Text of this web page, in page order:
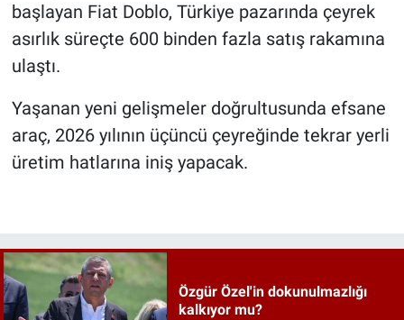
başlayan Fiat Doblo, Türkiye pazarında çeyrek
asırlık süreçte 600 binden fazla satış rakamına
ulaştı.
Yaşanan yeni gelişmeler doğrultusunda efsane
araç, 2026 yılının üçüncü çeyreğinde tekrar yerli
üretim hatlarına iniş yapacak.
Özgür Özel'in dokunulmazlığı
kalkıyor mu?